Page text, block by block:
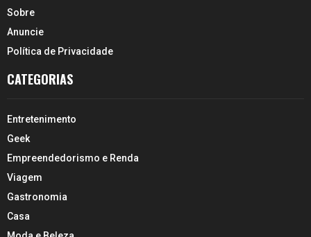
Sobre
Anuncie
Política de Privacidade
CATEGORIAS
Entretenimento
Geek
Empreendedorismo e Renda
Viagem
Gastronomia
Casa